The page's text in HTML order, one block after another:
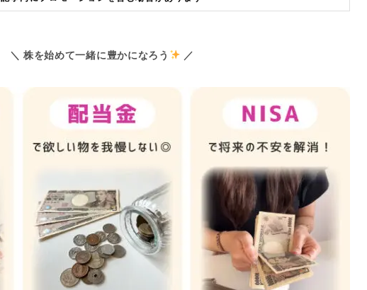
＼ 株を始めて一緒に豊かになろう ／